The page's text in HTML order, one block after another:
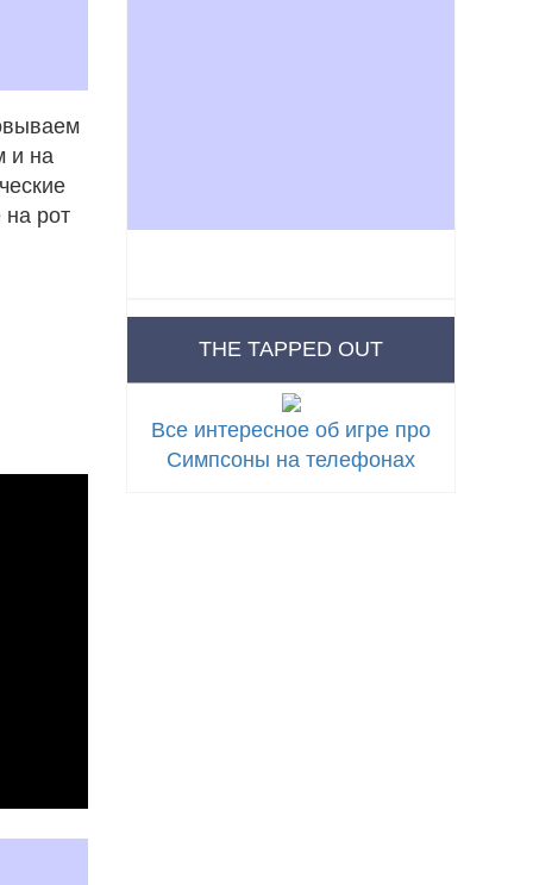
и на
рот
THE TAPPED OUT
Все интересное об игре про
Симпсоны на телефонах